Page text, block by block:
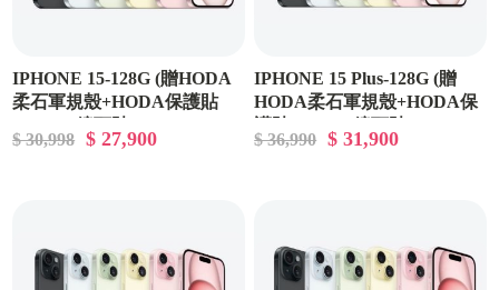
IPHONE 15-128G (贈HODA
柔石軍規殼+HODA保護貼
$ 30,998 $ 27,900
IPHONE 15 Plus-128G (贈
HODA柔石軍規殼+HODA保
$ 36,990 $ 31,900